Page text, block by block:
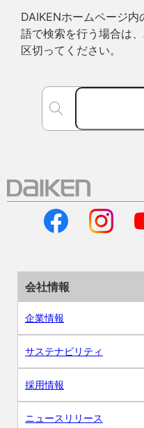
DAIKENホームページ
語で検索を行う場合は
区切ってください。
会社情報
企業情報
サステナビリティ
採用情報
ニュースリリース